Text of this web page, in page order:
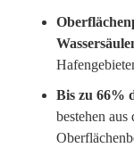
Bis zu 66%
bestehen